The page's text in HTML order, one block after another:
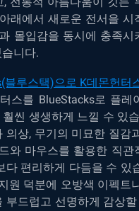
래에서 새로운 전서을 시
몰입감을 동시에 충족시
니다.
블루스택)으로 K데몬헌터
스를 BlueStacks로 플레
씬 생생하게 느낄 수 있
의상, 무기의 미묘한 질감
와 마우스를 활용한 직관
다 편리하게 다듬을 수 있
원 덕분에 오방색 이펙트
부드럽고 선명하게 감상